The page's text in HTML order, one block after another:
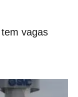
vagas